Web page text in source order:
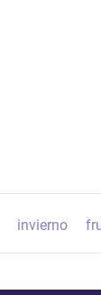
invierno